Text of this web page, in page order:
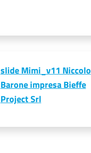
slide Mimi_v11 Niccolo
Barone impresa Bieffe
Project Srl